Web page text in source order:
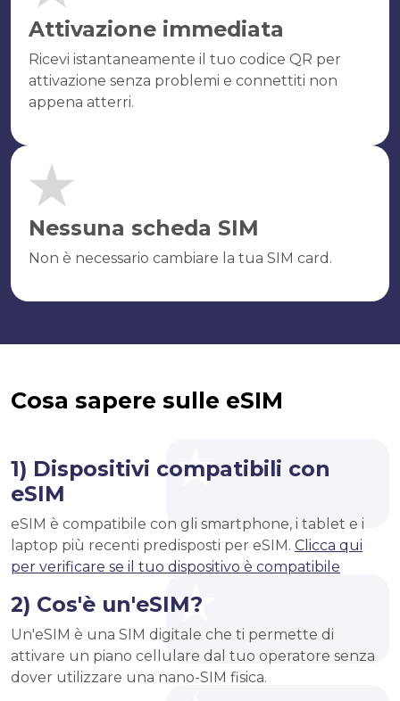
Attivazione immediata
Ricevi istantaneamente il tuo codice QR per
attivazione senza problemi e connettiti non
appena atterri.
Nessuna scheda SIM
Non è necessario cambiare la tua SIM card.
Cosa sapere sulle eSIM
1) Dispositivi compatibili con
eSIM
eSIM è compatibile con gli smartphone, i tablet e i
laptop più recenti predisposti per eSIM. Clicca qui
per verificare se il tuo dispositivo è compatibile
2) Cos'è un'eSIM?
Un'eSIM è una SIM digitale che ti permette di
attivare un piano cellulare dal tuo operatore senza
dover utilizzare una nano-SIM fisica.